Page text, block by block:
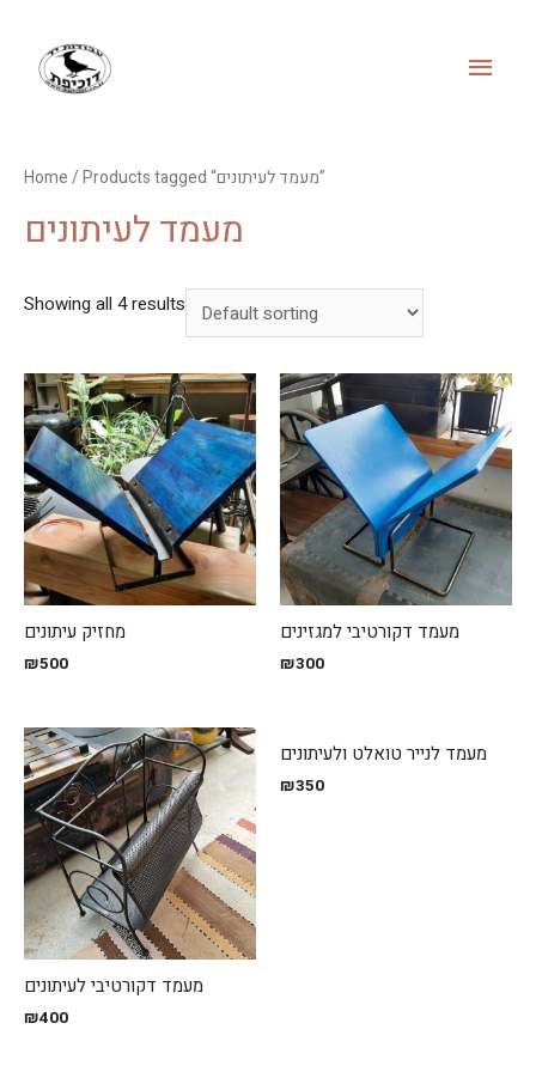
Home / Products tagged “מעמד לעיתונים”
מעמד לעיתונים
Showing all 4 results
מחזיק עיתונים
₪500
מעמד דקורטיבי למגזינים
₪300
מעמד דקורטיבי לעיתונים
₪400
מעמד לנייר טואלט ולעיתונים
₪350